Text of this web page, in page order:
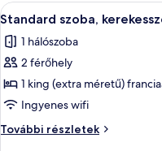
A
következő
szoba
összes
képének
megtekintése:
Standard
szoba,
11
Standard szoba,
1 hálószoba
2 férőhely
1 king (extra méretű)
Ingyenes wifi
További részletek
Standard